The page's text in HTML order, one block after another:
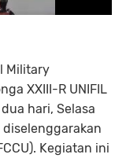
Military
XXIII-R UNIFIL
hari, Selasa
Kegiatan ini